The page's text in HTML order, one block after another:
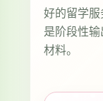
好的留学服
是阶段性
材料。